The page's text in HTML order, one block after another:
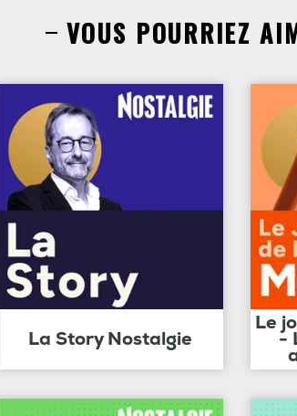
VOUS POURRIEZ
La Story Nostalgie
Le
-